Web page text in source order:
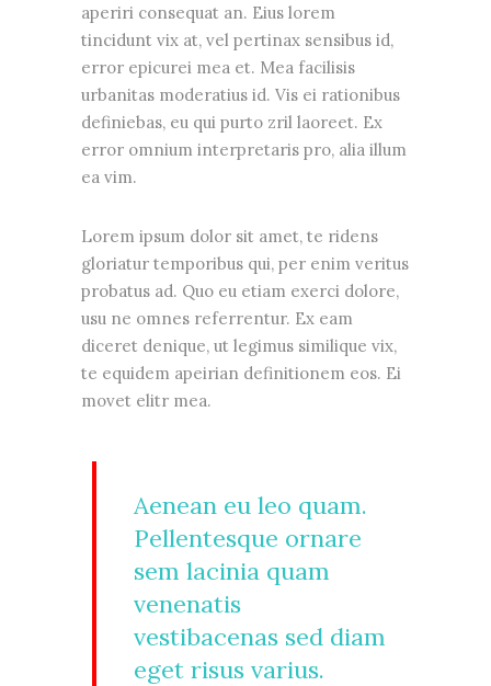
aperiri consequat an. Eius lorem
tincidunt vix at, vel pertinax sensibus id,
error epicurei mea et. Mea facilisis
urbanitas moderatius id. Vis ei rationibus
definiebas, eu qui purto zril laoreet. Ex
error omnium interpretaris pro, alia illum
ea vim.
Lorem ipsum dolor sit amet, te ridens
gloriatur temporibus qui, per enim veritus
probatus ad. Quo eu etiam exerci dolore,
usu ne omnes referrentur. Ex eam
diceret denique, ut legimus similique vix,
te equidem apeirian definitionem eos. Ei
movet elitr mea.
Aenean eu leo quam.
Pellentesque ornare
sem lacinia quam
venenatis
vestibacenas sed diam
eget risus varius.